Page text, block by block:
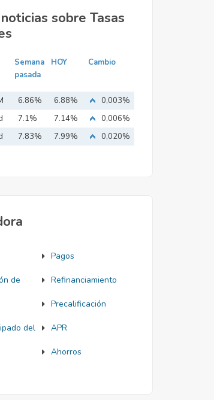
sobre Tasas
Semana
pasada
HOY Cambio
6.86% 6.88%
0,003%
7.1% 7.14%
0,006%
7.83% 7.99% 0,020%
Pagos
de Refinanciamiento
Precalificación
del APR
Ahorros